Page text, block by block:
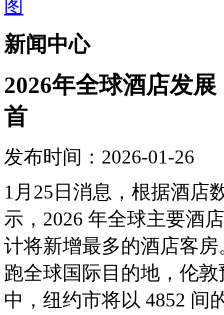
新闻中心
2026年全球酒店发
首
发布时间：2026-01-26
1月25日消息，根据酒店
示，2026 年全球主要酒
计将新增最多的酒店客
跑全球国际目的地，伦
中，纽约市将以 4852 间